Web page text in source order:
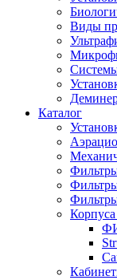
Виды
Каталог